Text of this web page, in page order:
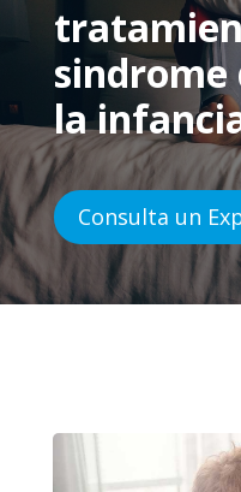
sindrome
la
Consulta un